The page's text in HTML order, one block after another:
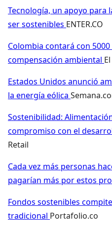
Tecnología, un apoyo para
ser sostenibles ENTER.CO
Colombia contará con
compensación ambiental
Estados Unidos anunció
la energía eólica
Sostenibilidad:
compromiso con el
Retail
Cada vez más personas
pagarían más por estos
Fondos sostenibles
tradicional Portafolio.co